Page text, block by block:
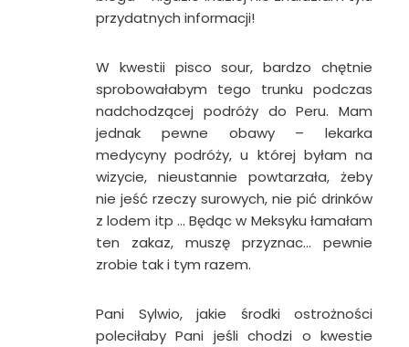
przydatnych informacji!
W kwestii pisco sour, bardzo chętnie
sprobowałabym tego trunku podczas
nadchodzącej podróży do Peru. Mam
jednak pewne obawy – lekarka
medycyny podróży, u której byłam na
wizycie, nieustannie powtarzała, żeby
nie jeść rzeczy surowych, nie pić drinków
z lodem itp … Będąc w Meksyku łamałam
ten zakaz, muszę przyznac… pewnie
zrobie tak i tym razem.
Pani Sylwio, jakie środki ostrożności
poleciłaby Pani jeśli chodzi o kwestie